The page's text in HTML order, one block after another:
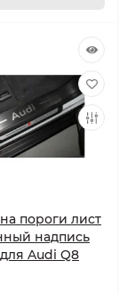
пороги лист
надпись
Audi Q8